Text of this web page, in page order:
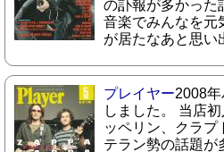
の訃報が多かった
音楽でみんなを元
が居たなあと思い
プレイヤー2008
しました。 当店
ッペリン、クラプ
テラン勢の話題が